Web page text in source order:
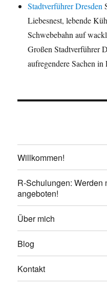
Stadtverführer Dresden
Liebesnest, lebende
Schwebebahn auf
Großen Stadtverführer
aufregendere Sachen
Willkommen!
R-Schulungen: Werden
angeboten!
Über mich
Blog
Kontakt